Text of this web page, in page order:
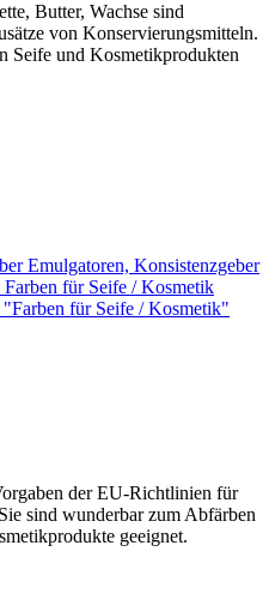
Butter, Wachse sind
von Konservierungsmitteln.
Seife und Kosmetikprodukten
Emulgatoren, Konsistenzgeber
Farben für Seife / Kosmetik
für Seife / Kosmetik"
der EU-Richtlinien für
sind wunderbar zum Abfärben
geeignet.